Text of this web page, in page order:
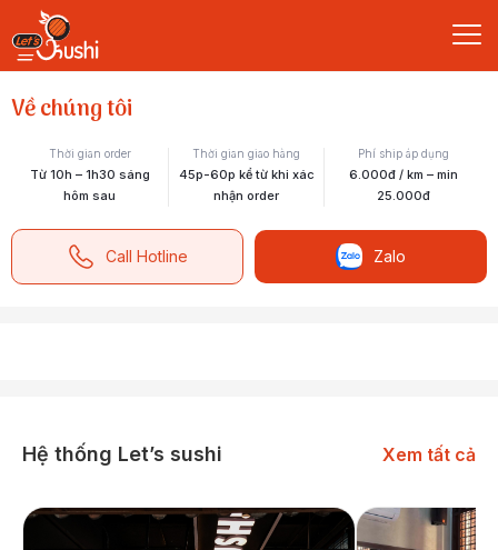
Về chúng tôi
Thời gian order
Từ 10h – 1h30 sáng
hôm sau
Thời gian giao hàng
45p-60p kể từ khi xác
nhận order
Phí ship áp dụng
6.000đ / km – min
25.000đ
Call Hotline Zalo
Hệ thống Let’s sushi Xem tất cả